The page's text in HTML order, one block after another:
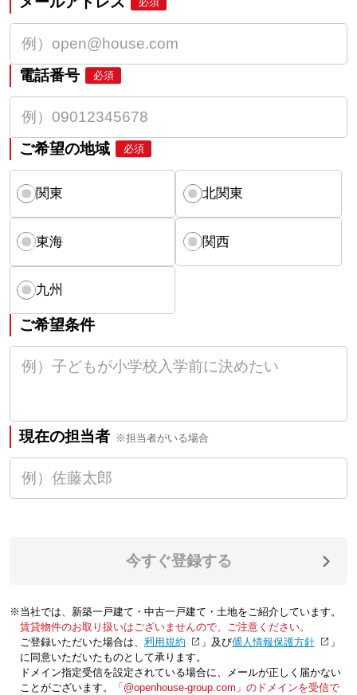
電話番号 必須
ご希望の地域 必須
関東 北関東
東海 関西
九州
ご希望条件
現在の担当者 ※担当者がいる場合
今すぐ登録する
※当社では、新築一戸建て・中古一戸建て・土地をご紹介しています。
賃貸物件のお取り扱いはございませんので、ご注意ください。
ご登録いただいた場合は、「利用規約 」及び「個人情報保護方針
」
に同意いただいたものとして承ります。
ドメイン指定受信を設定されている場合に、メールが正しく届かない
ことがございます。
「@openhouse-group.com」のドメインを受信で